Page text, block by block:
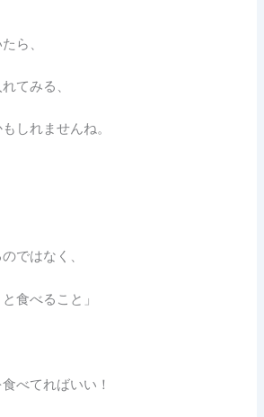
ら、
てみる、
しれませんね。
ではなく、
食べること」
べてればいい！